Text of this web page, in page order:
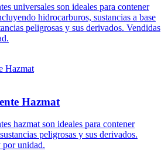
universales son ideales para contener
hidrocarburos, sustancias a base
peligrosas y sus derivados. Vendidas
Hazmat
hazmat son ideales para contener
peligrosas y sus derivados.
por unidad.